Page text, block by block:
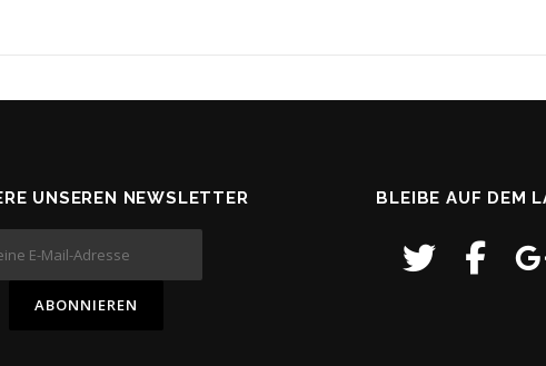
UNSEREN NEWSLETTER BLEIBE AUF DEM